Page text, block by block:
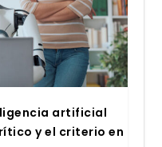
arti­fi­cial
y el cri­te­rio en